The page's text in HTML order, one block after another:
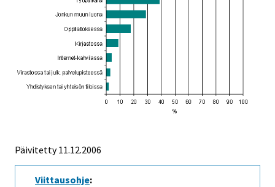
Päivitetty11.12.2006
Viittausohje: